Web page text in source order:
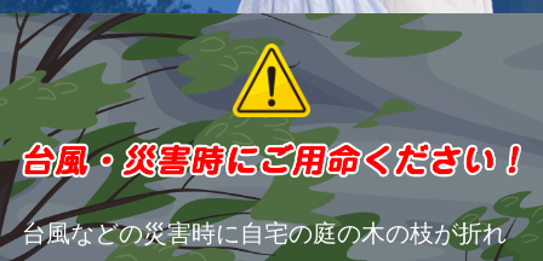
台風などの災害時に自宅の庭の木の枝が折れ